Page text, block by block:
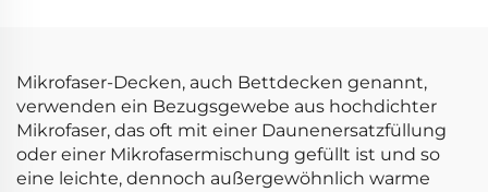
Fenstervorhänge für
Zuhause
Mikrofaser-Decken, auch Bettdecken genannt,
verwenden ein Bezugsgewebe aus hochdichter
Mikrofaser, das oft mit einer Daunenersatzfüllung
oder einer Mikrofasermischung gefüllt ist und so
eine leichte, dennoch außergewöhnlich warme